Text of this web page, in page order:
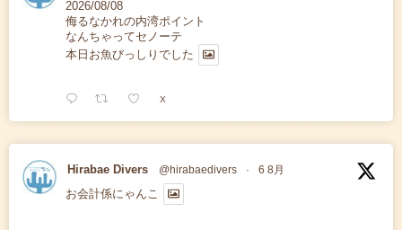
2026/08/08
侮るなかれの内湾ポイント
なんちゃってセノーテ
本日お魚びっしりでした
X
Hirabae Divers @hirabaedivers · 6 8月
お会計係にゃんこ